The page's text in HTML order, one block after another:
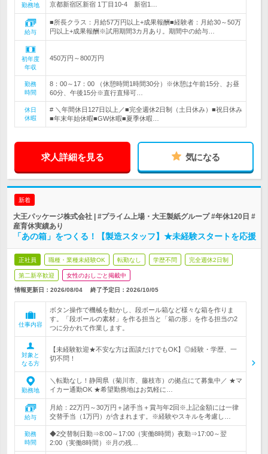
勤務地
京都新宿区新宿 1丁目10-4 新宿1…
給与
■所長クラス：月給57万円以上+成果報酬■経験者：月給30～50万
円以上+成果報酬※試用期間3カ月あり。期間中の給与…
初年度
年収
450万円～800万円
勤務
時間
8：00～17：00 （休憩時間1時間30分）※休憩は午前15分、お昼
60分、午後15分※直行直帰可…
休日
休暇
# ＼年間休日127日以上／■完全週休2日制（土日休み）■祝日休み
■年末年始休暇■GW休暇■夏季休暇…
求人詳細を見る 気になる
新着
大王パッケージ株式会社 | #プライム上場・大王製紙グループ #年休120日 #
産育休実績あり
「あの箱」をつくる！【製造スタッフ】★未経験スタートを応援
正社員 職種・業種未経験OK 転勤なし 学歴不問 完全週休2日制
第二新卒歓迎 女性のおしごと掲載中
情報更新日：2026/08/04 終了予定日： 2026/10/05
仕事内容
ボタン操作で機械を動かし、段ボール箱など様々な箱を作りま
す。「段ボールの素材」を作る担当と「箱の形」を作る担当の2
つに分かれて作業します。
対象と
なる方
【未経験歓迎★不安な方は面談だけでもOK】◎経験・学歴、一
切不問！
勤務地
＼転勤なし！静岡県（菊川市、藤枝市）の拠点にて募集中／ ★マ
イカー通勤OK ★希望勤務地はお気軽に…
給与
月給：22万円～30万円＋諸手当＋賞与年2回※上記金額には一律
交替手当（1万円）が含まれます。※経験やスキルを考慮し…
勤務
時間
◆2交替制日勤⇒8:00～17:00（実働8時間）夜勤⇒17:00～翌
2:00（実働8時間）※月の残…